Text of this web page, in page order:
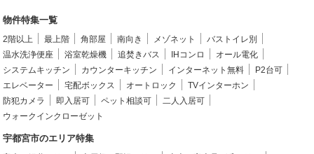
物件特集一覧
2階以上 最上階 角部屋 南向き メゾネット
バストイレ別
温水洗浄便座
浴室乾燥機 追焚きバス IHコンロ
オール電化
システムキッチン
カウンターキッチン インターネット無料
P2台可
エレベーター
宅配ボックス オートロック
TVインターホン
防犯カメラ
即入居可 ペット相談可
二人入居可
ウォークインクローゼット
宇都宮市のエリア特集